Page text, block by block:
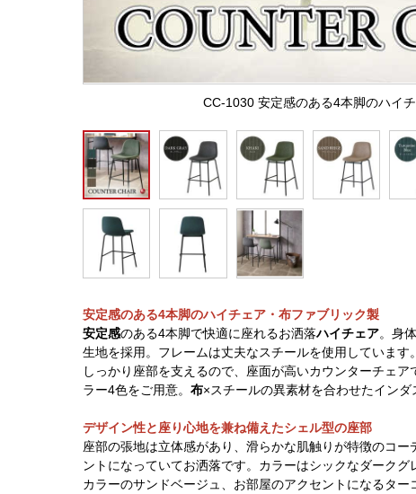
CC-1030 安定感のある4本脚のハイ
安定感のある4本脚のハイチェア・布ファブリック製
安定感のある4本脚で快適に座れるお洒落ハイチェア。身
生地を採用。フレームは丈夫なスチールを使用していま
しっかり座部を支えるので、座面が高いカウンターチェ
ラー4色をご用意。 布×スチールの異素材を合わせたインダ
デザイン性と座り心地を兼ね備えたシェル型の座部
座部の張地は立体感があり、滑らかな肌触りが特徴のコ
ントになっていてお洒落です。カラーはシックなダーク
カラーのサンドベージュ、お部屋のアクセントになるタ